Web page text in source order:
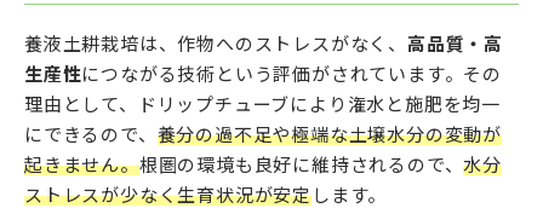
養液土耕栽培は、作物へのストレスがなく、 高品質・高
生産性につながる技術という評価がされています。その
理由として、ドリップチューブにより潅水と施肥を均一
にできるので、 養分の過不足や極端な土壌水分の変動が
起きません。根圏の環境も良好に維持されるので、水分
ストレスが少なく生育状況が安定します。